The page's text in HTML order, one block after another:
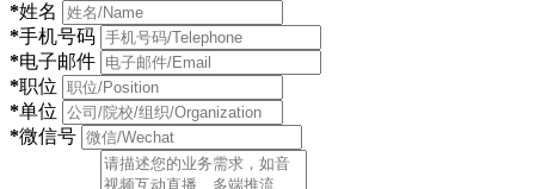
*姓名
*手机号码
*电子邮件
*职位
*单位
*微信号